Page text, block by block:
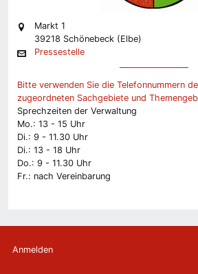
Markt 1
39218 Schönebeck (Elbe)
Pressestelle
Bitte verwenden Sie die Telefonnummern
zugeordneten Sachgebiete und
Sprechzeiten der Verwaltung
Mo.: 13 - 15 Uhr
Di.: 9 - 11.30 Uhr
Di.: 13 - 18 Uhr
Do.: 9 - 11.30 Uhr
Fr.: nach Vereinbarung
Anmelden